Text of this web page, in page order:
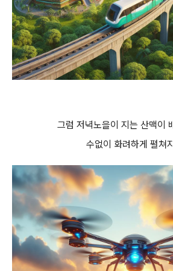
그럼 저녁노을이 지는 산맥이
수없이 화려하게 펼쳐